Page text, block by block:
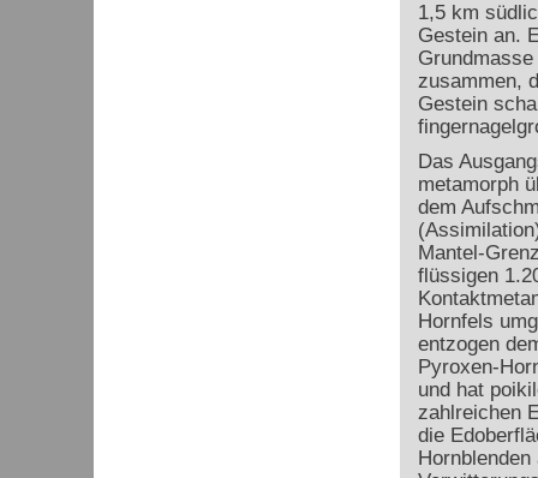
1,5 km
Gestein an.
zusammen,
Gestein
Das
metamorph
dem
Mantel-
flüssigen
Hornfels
entzogen
Pyroxen-
und hat
zahlreichen
die